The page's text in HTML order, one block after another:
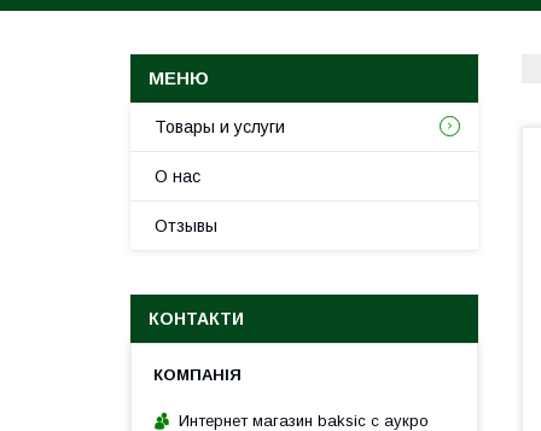
Товары и услуги
О нас
Отзывы
КОНТАКТИ
Интернет магазин baksic с аукро